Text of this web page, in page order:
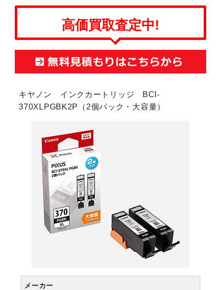
高価買取査定中!
キヤノン インクカートリッジ BCI-
370XLPGBK2P（2個パック・大容量）
メーカー